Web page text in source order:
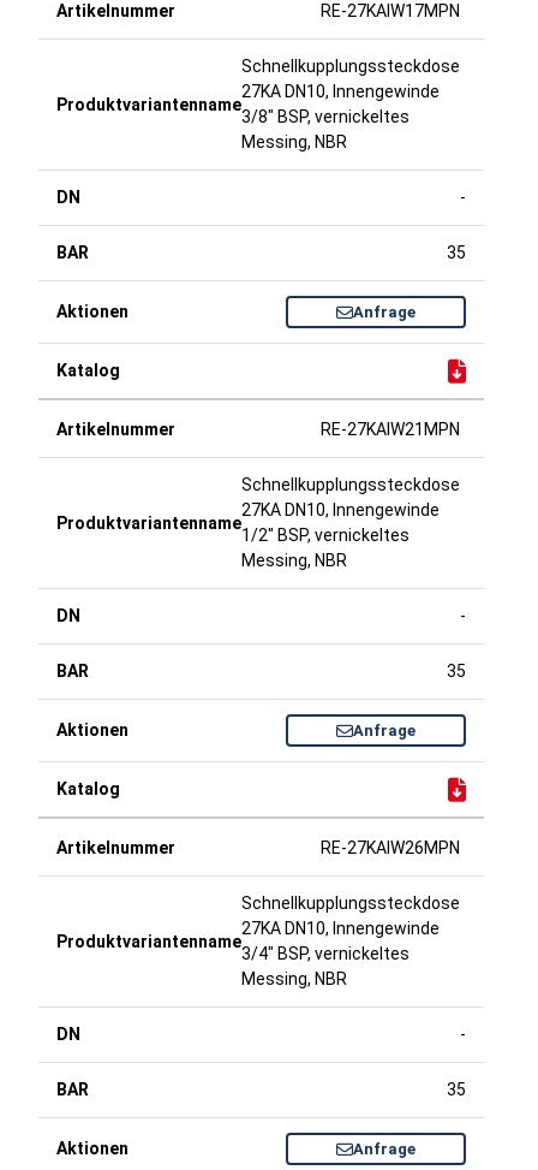
RE-27KAIW17MPN
Schnellkupplungssteckdose
27KA DN10, Innengewinde
3/8" BSP, vernickeltes
Messing, NBR
-
35
Anfrage
RE-27KAIW21MPN
Schnellkupplungssteckdose
27KA DN10, Innengewinde
1/2" BSP, vernickeltes
Messing, NBR
-
35
Anfrage
RE-27KAIW26MPN
Schnellkupplungssteckdose
27KA DN10, Innengewinde
3/4" BSP, vernickeltes
Messing, NBR
-
35
Anfrage